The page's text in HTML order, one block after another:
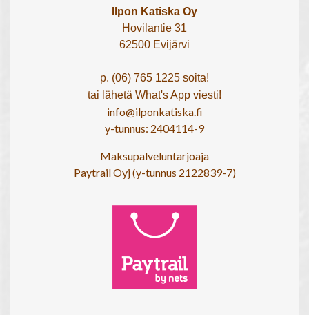
Ilpon Katiska Oy
Hovilantie 31
62500 Evijärvi
p. (06) 765 1225 soita!
tai lähetä What's App viesti!
info@ilponkatiska.fi
y-tunnus: 2404114-9
Maksupalveluntarjoaja
Paytrail Oyj (y-tunnus 2122839-7)